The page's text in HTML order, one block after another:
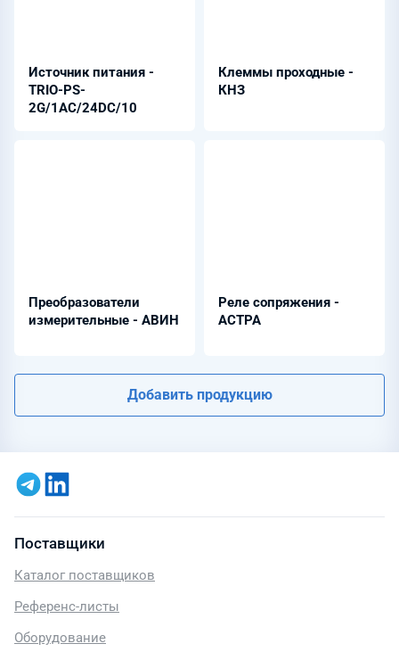
Источник питания -
TRIO-PS-
2G/1AC/24DC/10
Клеммы проходные -
КНЗ
Преобразователи
измерительные - АВИН
Реле сопряжения -
АСТРА
Добавить продукцию
Поставщики
Каталог поставщиков
Референс-листы
Оборудование